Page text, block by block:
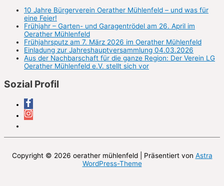
10 Jahre Bürgerverein Oerather Mühlenfeld – und was für
eine Feier!
Frühjahr – Garten- und Garagentrödel am 26. April im
Oerather Mühlenfeld
Frühjahrsputz am 7. März 2026 im Oerather Mühlenfeld
Einladung zur Jahreshauptversammlung 04.03.2026
Aus der Nachbarschaft für die ganze Region: Der Verein LG
Oerather Mühlenfeld e.V. stellt sich vor
Sozial Profil
Copyright © 2026 oerather mühlenfeld| Präsentiert von Astra
WordPress-Theme